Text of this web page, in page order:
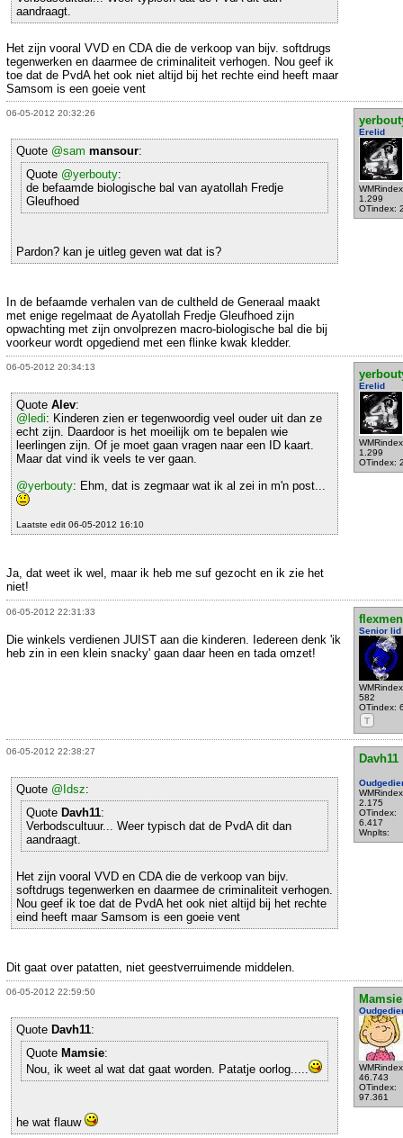
aandraagt.
Het zijn vooral VVD en CDA die de verkoop van bijv. softdrugs
tegenwerken en daarmee de criminaliteit verhogen. Nou geef ik
toe dat de PvdA het ook niet altijd bij het rechte eind heeft maar
Samsom is een goeie vent
06-05-2012 20:32:26
Erelid
1.299
OTindex:
Quote @sam mansour:
Quote @yerbouty:
de befaamde biologische bal van ayatollah Fredje
Gleufhoed
Pardon? kan je uitleg geven wat dat is?
In de befaamde verhalen van de cultheld de Generaal maakt
met enige regelmaat de Ayatollah Fredje Gleufhoed zijn
opwachting met zijn onvolprezen macro-biologische bal die bij
voorkeur wordt opgediend met een flinke kwak kledder.
06-05-2012 20:34:13
Erelid
1.299
OTindex:
Quote Alev:
@ledi: Kinderen zien er tegenwoordig veel ouder uit dan ze
echt zijn. Daardoor is het moeilijk om te bepalen wie
leerlingen zijn. Of je moet gaan vragen naar een ID kaart.
Maar dat vind ik veels te ver gaan.
@yerbouty: Ehm, dat is zegmaar wat ik al zei in m'n post...
Laatste edit 06-05-2012 16:10
Ja, dat weet ik wel, maar ik heb me suf gezocht en ik zie het
niet!
06-05-2012 22:31:33
Senior lid
582
OTindex:
T
Die winkels verdienen JUIST aan die kinderen. Iedereen denk 'ik
heb zin in een klein snacky' gaan daar heen en tada omzet!
06-05-2012 22:38:27
Davh11
2.175
OTindex:
6.417
Wnplts:
Quote @Idsz:
Quote Davh11:
Verbodscultuur... Weer typisch dat de PvdA dit dan
aandraagt.
Het zijn vooral VVD en CDA die de verkoop van bijv.
softdrugs tegenwerken en daarmee de criminaliteit verhogen.
Nou geef ik toe dat de PvdA het ook niet altijd bij het rechte
eind heeft maar Samsom is een goeie vent
Dit gaat over patatten, niet geestverruimende middelen.
06-05-2012 22:59:50
Mamsie
46.743
OTindex:
97.361
Quote Davh11:
Quote Mamsie:
Nou, ik weet al wat dat gaat worden. Patatje oorlog.....
he wat flauw